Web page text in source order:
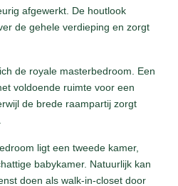
afgewerkt. De houtlook
de gehele verdieping en zorgt
de royale masterbedroom. Een
voldoende ruimte voor een
de brede raampartij zorgt
ligt een tweede kamer,
babykamer. Natuurlijk kan
doen als walk-in-closet door